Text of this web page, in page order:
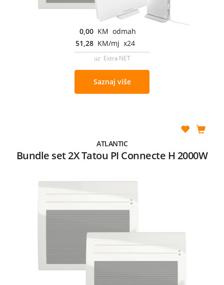
0,00 KM odmah
51,28 KM/mj x24
uz Extra NET
Saznaj više
ATLANTIC
Bundle set 2X Tatou PI Connecte H 2000W